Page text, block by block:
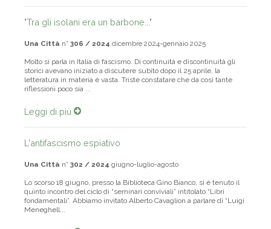
"Tra gli isolani era un barbone..."
Una Città n° 306 / 2024 dicembre 2024-gennaio 2025
Molto si parla in Italia di fascismo. Di continuità e discontinuità gli
storici avevano iniziato a discutere subito dopo il 25 aprile, la
letteratura in materia è vasta. Triste constatare che da così tante
riflessioni poco sia ...
Leggi di più
L'antifascismo espiativo
Una Città n° 302 / 2024 giugno-luglio-agosto
Lo scorso 18 giugno, presso la Biblioteca Gino Bianco, si è tenuto il
quinto incontro del ciclo di “seminari conviviali” intitolato “Libri
fondamentali”. Abbiamo invitato Alberto Cavaglion a parlare di “Luigi
Meneghell...